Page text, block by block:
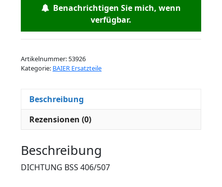
Benachrichtigen Sie mich, wenn
verfügbar.
Artikelnummer: 53926
Kategorie: BAIER Ersatzteile
Beschreibung
Rezensionen (0)
Beschreibung
DICHTUNG BSS 406/507